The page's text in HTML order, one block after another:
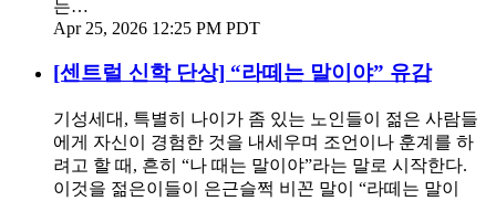
는…
Apr 25, 2026 12:25 PM PDT
[센트럴 신학 단상] “라떼는 말이야” 유감
기성세대, 특별히 나이가 좀 있는 노인들이 젊은 사람들
에게 자신이 경험한 것을 내세우며 조언이나 훈계를 하
려고 할 때, 흔히 “나 때는 말이야”라는 말로 시작한다.
이것을 젊은이들이 은근슬쩍 비꼰 말이 “라떼는 말이